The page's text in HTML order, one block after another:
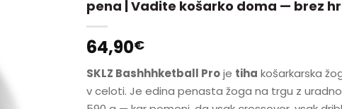
pena | Vadite košarko doma — brez
64,90€
SKLZ Bashhhketball Proje tiha košarkarska
v celoti. Je edina penasta žoga na trgu z